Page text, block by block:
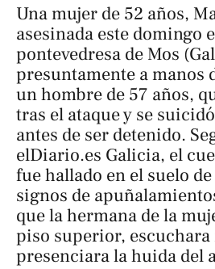
Una mujer de 52 años,
asesinada este domingo
pontevedresa de Mos
presuntamente a manos
un hombre de 57 años,
tras el ataque y se
antes de ser detenido.
elDiario.es Galicia, el
fue hallado en el suelo
signos de
que la hermana de la
piso superior,
presenciara la huida del